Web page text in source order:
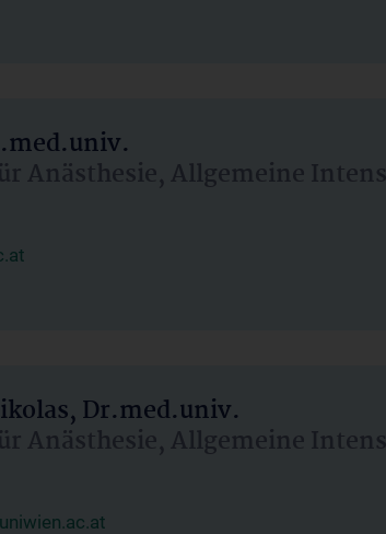
Anästhesie, Allgemeine
Dr.med.univ.
Anästhesie, Allgemeine